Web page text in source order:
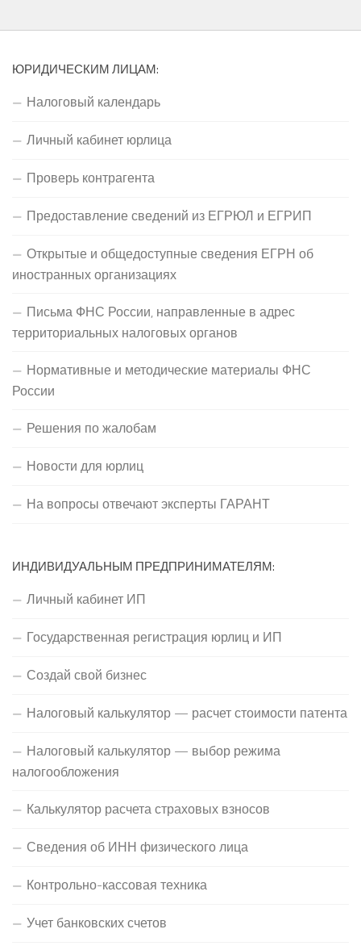
ЮРИДИЧЕСКИМ ЛИЦАМ:
Налоговый календарь
Личный кабинет юрлица
Проверь контрагента
Предоставление сведений из ЕГРЮЛ и ЕГРИП
Открытые и общедоступные сведения ЕГРН об
иностранных организациях
Письма ФНС России, направленные в адрес
территориальных налоговых органов
Нормативные и методические материалы ФНС
России
Решения по жалобам
Новости для юрлиц
На вопросы отвечают эксперты ГАРАНТ
ИНДИВИДУАЛЬНЫМ ПРЕДПРИНИМАТЕЛЯМ:
Личный кабинет ИП
Государственная регистрация юрлиц и ИП
Создай свой бизнес
Налоговый калькулятор — расчет стоимости патента
Налоговый калькулятор — выбор режима
налогообложения
Калькулятор расчета страховых взносов
Сведения об ИНН физического лица
Контрольно-кассовая техника
Учет банковских счетов